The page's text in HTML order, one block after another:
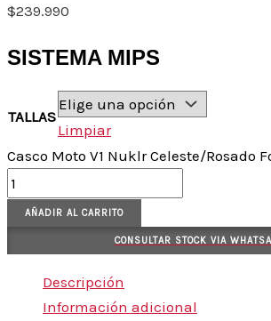
$239.990
SISTEMA MIPS
TALLAS
Limpiar
Casco Moto V1 Nuklr Celeste/Rosado
AÑADIR AL CARRITO
CONSULTAR STOCK VIA
Descripción
Información adicional